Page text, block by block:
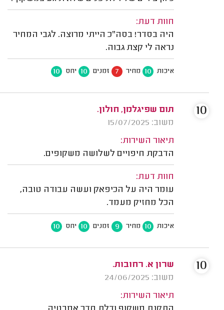
חוות דעת:
היה בסדר! בסה"כ הייתי מרוצה. לגבי המחיר
נראה לי קצת גבוה.
איכות 10 מחיר 7 זמנים 10 יחס 10
תום שפיגלמן, חולון.
משוב: 15/07/2025
תיאור השירות:
הדבקת חיפויים לשלושה משקופים.
חוות דעת:
עומר היה על הכיפאק ועשה עבודה טובה,
הכל מחזיק מעמד.
איכות 10 מחיר 9 זמנים 10 יחס 10
10
שרון א. רחובות.
משוב: 24/06/2025
תיאור השירות:
10